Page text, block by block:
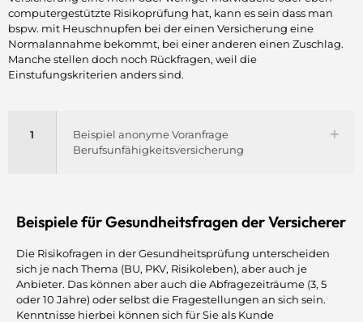
computergestützte Risikoprüfung hat, kann es sein dass man
bspw. mit Heuschnupfen bei der einen Versicherung eine
Normalannahme bekommt, bei einer anderen einen Zuschlag.
Manche stellen doch noch Rückfragen, weil die
Einstufungskriterien anders sind.
1
Beispiel anonyme Voranfrage
Berufsunfähigkeitsversicherung
Beispiele für Gesundheitsfragen der Versicherer
Die Risikofragen in der Gesundheitsprüfung unterscheiden
sich je nach Thema (BU, PKV, Risikoleben), aber auch je
Anbieter. Das können aber auch die Abfragezeiträume (3, 5
oder 10 Jahre) oder selbst die Fragestellungen an sich sein.
Kenntnisse hierbei können sich für Sie als Kunde